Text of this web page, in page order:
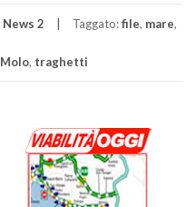
News 2 Taggato:file, mare,
Molo, traghetti